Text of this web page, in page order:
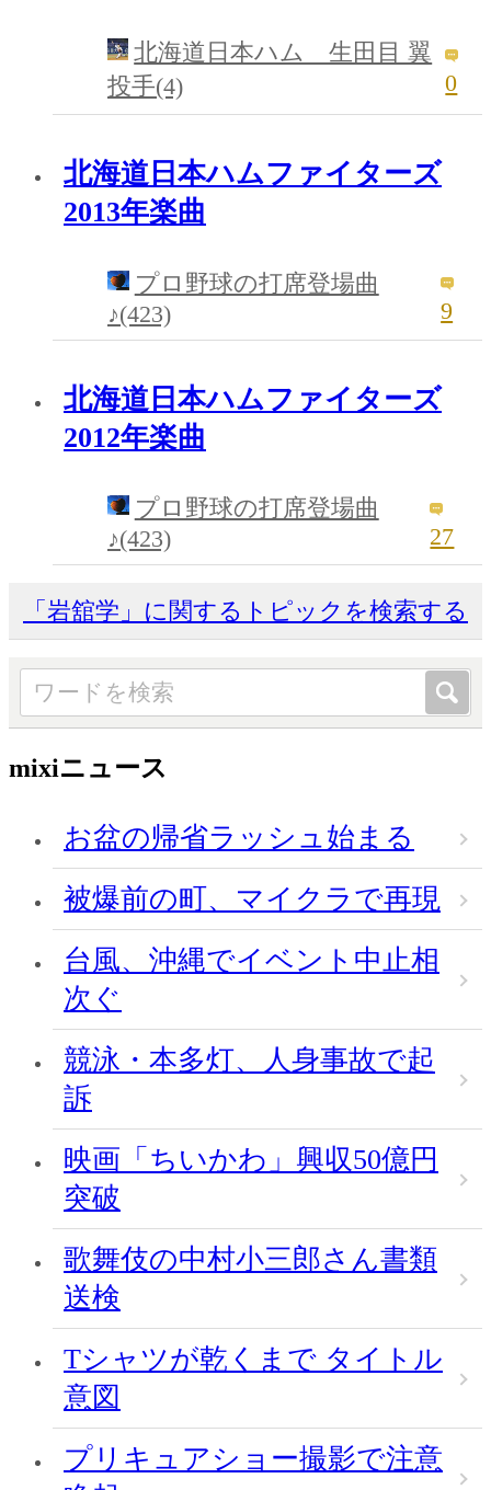
北海道日本ハム 生田目 翼
投手(4)
0
北海道日本ハムファイターズ
2013年楽曲
プロ野球の打席登場曲
♪(423)
9
北海道日本ハムファイターズ
2012年楽曲
プロ野球の打席登場曲
♪(423)
27
「岩舘学」に関するトピックを検索する
mixiニュース
お盆の帰省ラッシュ始まる
被爆前の町、マイクラで再現
台風、沖縄でイベント中止相
次ぐ
競泳・本多灯、人身事故で起
訴
映画「ちいかわ」興収50億円
突破
歌舞伎の中村小三郎さん書類
送検
Tシャツが乾くまで タイトル
意図
プリキュアショー撮影で注意